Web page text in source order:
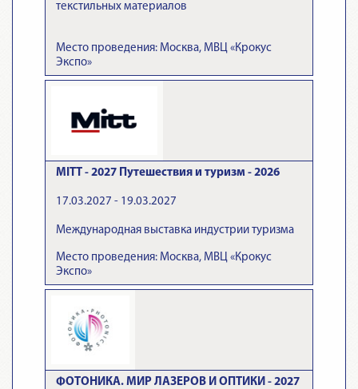
текстильных материалов
Место проведения: Москва, МВЦ «Крокус
Экспо»
MITT - 2027 Путешествия и туризм - 2026
17.03.2027 - 19.03.2027
Международная выставка индустрии туризма
Место проведения: Москва, МВЦ «Крокус
Экспо»
ФОТОНИКА. МИР ЛАЗЕРОВ И ОПТИКИ - 2027